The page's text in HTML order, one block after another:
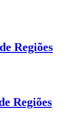
Regiões
Regiões